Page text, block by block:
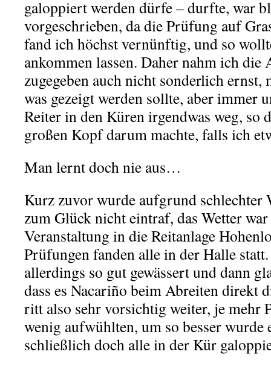
galoppiert werden dürfe – durfte, war
vorgeschrieben, da die Prüfung auf
fand ich höchst vernünftig, und so
ankommen lassen. Daher nahm ich die
zugegeben auch nicht sonderlich
was gezeigt werden sollte, aber immer
Reiter in den Küren irgendwas weg, so
großen Kopf darum machte, falls ich
Man lernt doch nie aus…
Kurz zuvor wurde aufgrund schlechter
zum Glück nicht eintraf, das Wetter
Veranstaltung in die Reitanlage
Prüfungen fanden alle in der Halle
allerdings so gut gewässert und dann
dass es Nacariño beim Abreiten direkt
ritt also sehr vorsichtig weiter, je mehr
wenig aufwühlten, um so besser wurde
schließlich doch alle in der Kür